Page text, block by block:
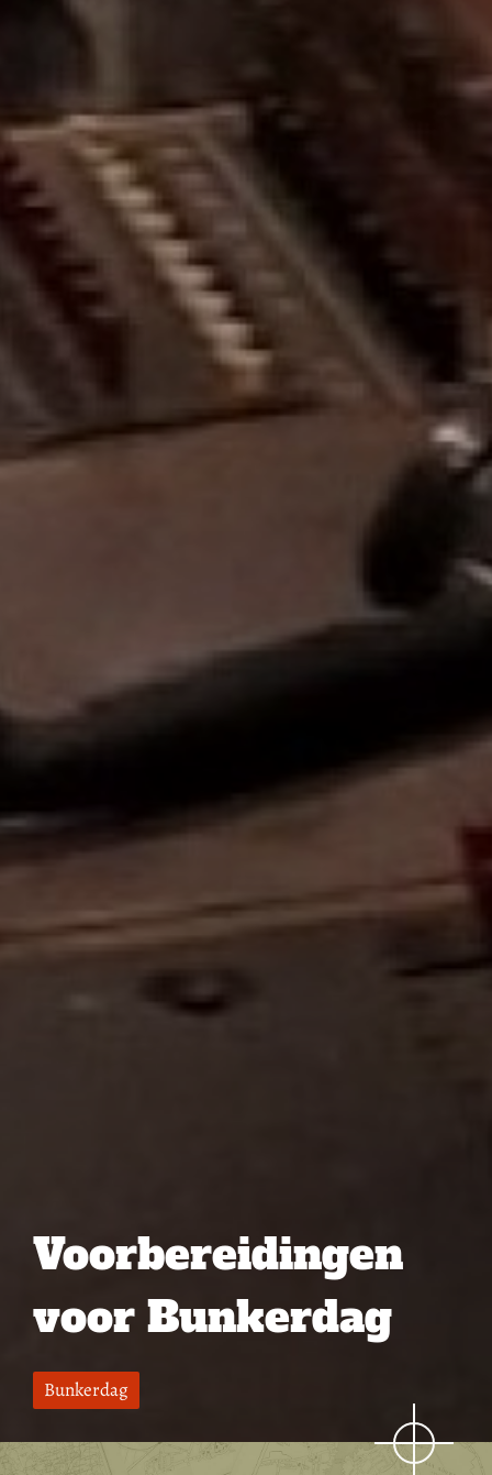
Voorbereidingen
voor Bunkerdag
Bunkerdag